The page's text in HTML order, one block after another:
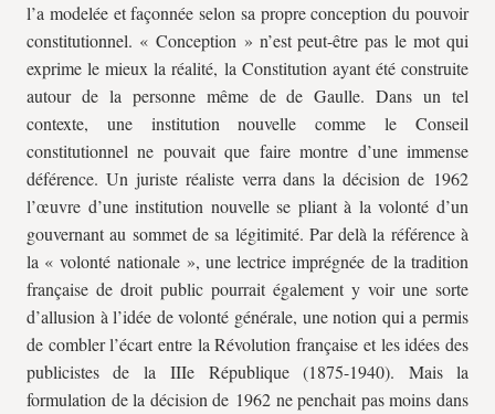
l’a modelée et façonnée selon sa propre conception du pouvoir
constitutionnel. « Conception » n’est peut-être pas le mot qui
exprime le mieux la réalité, la Constitution ayant été construite
autour de la personne même de de Gaulle. Dans un tel
contexte, une institution nouvelle comme le Conseil
constitutionnel ne pouvait que faire montre d’une immense
déférence. Un juriste réaliste verra dans la décision de 1962
l’œuvre d’une institution nouvelle se pliant à la volonté d’un
gouvernant au sommet de sa légitimité. Par delà la référence à
la « volonté nationale », une lectrice imprégnée de la tradition
française de droit public pourrait également y voir une sorte
d’allusion à l’idée de volonté générale, une notion qui a permis
de combler l’écart entre la Révolution française et les idées des
publicistes de la IIIe République (1875-1940). Mais la
formulation de la décision de 1962 ne penchait pas moins dans